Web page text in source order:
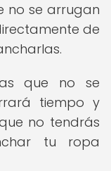
no se arrugan
de
que no se
tiempo y
no tendrás
tu ropa